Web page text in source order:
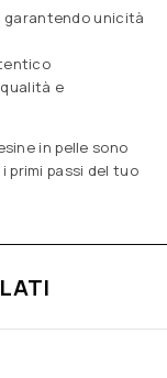
unicità
e
in pelle sono
primi passi del tuo